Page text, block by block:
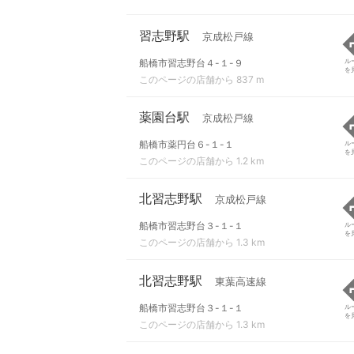
習志野駅 京成松戸線
船橋市習志野台４-１-９
このページの店舗から 837 m
ル
を
薬園台駅 京成松戸線
船橋市薬円台６-１-１
このページの店舗から 1.2 km
ル
を
北習志野駅 京成松戸線
船橋市習志野台３-１-１
このページの店舗から 1.3 km
ル
を
北習志野駅 東葉高速線
船橋市習志野台３-１-１
このページの店舗から 1.3 km
ル
を